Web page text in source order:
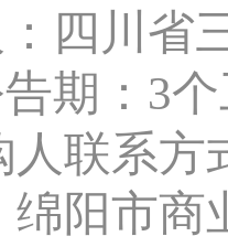
四川 省
期： 3
人联系方
绵阳市商